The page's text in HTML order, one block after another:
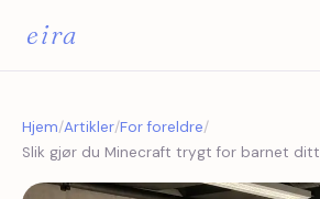
eira
Hjem/Artikler/For foreldre/
Slik gjør du Minecraft trygt for barnet ditt